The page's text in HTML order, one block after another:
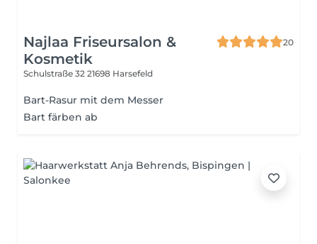
Najlaa Friseursalon &
Kosmetik
20
Schulstraße 32 21698 Harsefeld
Bart-Rasur mit dem Messer
Bart färben ab